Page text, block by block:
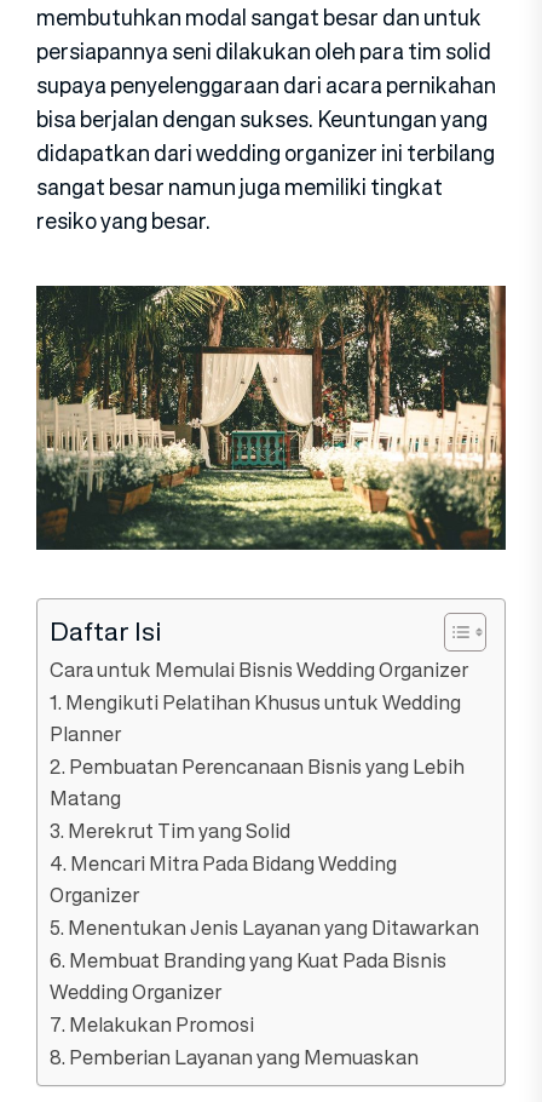
membutuhkan modal sangat besar dan untuk
persiapannya seni dilakukan oleh para tim solid
supaya penyelenggaraan dari acara pernikahan
bisa berjalan dengan sukses. Keuntungan yang
didapatkan dari wedding organizer ini terbilang
sangat besar namun juga memiliki tingkat
resiko yang besar.
Daftar Isi
Cara untuk Memulai Bisnis Wedding Organizer
1. Mengikuti Pelatihan Khusus untuk Wedding
Planner
2. Pembuatan Perencanaan Bisnis yang Lebih
Matang
3. Merekrut Tim yang Solid
4. Mencari Mitra Pada Bidang Wedding
Organizer
5. Menentukan Jenis Layanan yang Ditawarkan
6. Membuat Branding yang Kuat Pada Bisnis
Wedding Organizer
7. Melakukan Promosi
8. Pemberian Layanan yang Memuaskan